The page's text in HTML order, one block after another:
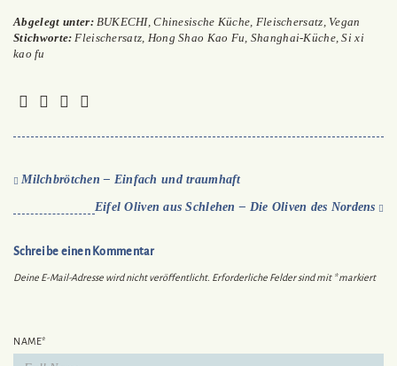
Abgelegt unter: BUKECHI,Chinesische Küche Fleischersatz Vegan
Stichworte: Fleischersatz Hong Shao Kao Fu Shanghai-Küche,Si xi
kao fu
Milchbrötchen – Einfach und traumhaft
Eifel Oliven aus Schlehen – Die Oliven des Nordens
Schreibe einen Kommentar
Deine E-Mail-Adresse wird nicht veröffentlicht. Erforderliche Felder sind mit *markiert
NAME*